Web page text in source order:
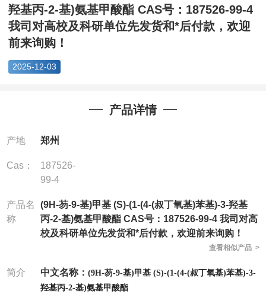
羟基丙-2-基)氨基甲酸酯 CAS号：187526-99-4
我司对高校及科研单位先发货和*后付款，欢迎
前来询购！
2025-12-03
产品详情
产地 郑州
Cas：
187526-
99-4
产品名
称
(9H-芴-9-基)甲基 (S)-(1-(4-(叔丁氧基)苯基)-3-羟基
丙-2-基)氨基甲酸酯 CAS号：187526-99-4 我司对高
校及科研单位先发货和*后付款，欢迎前来询购！
查看相似产品 >
简介 中文名称： (9H-芴-9-基)甲基 (S)-(1-(4-(叔丁氧基)苯基)-3-
羟基丙-2-基)氨基甲酸酯